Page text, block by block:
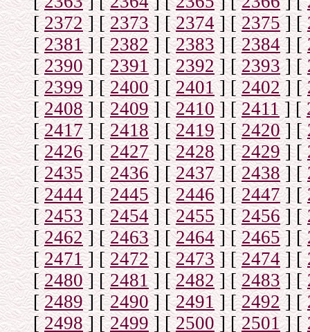
[2372] [2373] [2374] [2375] [
[2381] [2382] [2383 ] [2384] [
[2390] [2391] [2392] [2393] [
[2399] [2400] [2401] [2402] [
[2408] [2409] [2410] [2411] [
[2417] [2418] [2419] [2420] [
[2426] [2427] [2428] [2429] [
[2435] [2436] [2437] [2438] [
[2444] [2445] [2446 ] [2447] [
[2453] [2454] [2455] [2456] [
[2462] [2463] [2464] [2465] [
[2471] [2472] [2473] [2474] [
[2480] [2481] [2482] [2483] [
[2489] [2490] [2491 ] [2492] [
[2498] [2499] [2500] [2501] [